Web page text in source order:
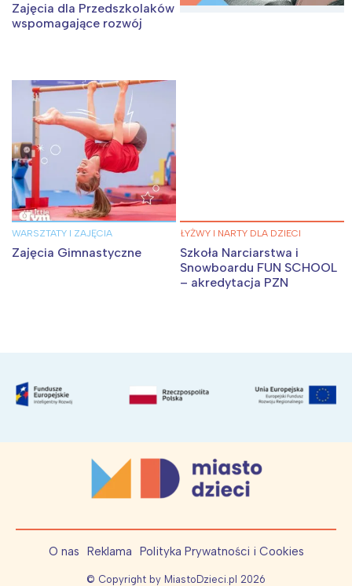
Zajęcia dla Przedszkolaków
wspomagające rozwój
WARSZTATY I ZAJĘCIA
Zajęcia Gimnastyczne
ŁYŻWY I NARTY DLA DZIECI
Szkoła Narciarstwa i
Snowboardu FUN SCHOOL
– akredytacja PZN
O nas Reklama Polityka Prywatności i Cookies
© Copyright by MiastoDzieci.pl 2026